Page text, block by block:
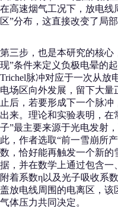
在高速烟气工况下，放电线
区”分布，这直接改变了局
第三步，也是本研究的核心
现”条件来定义负极电晕的
Trichel脉冲对应于一次从放
电场区向外发展，留下大
止后，若要形成下一个脉
出来。理论和实验表明，在
子”最主要来源于光电发射
此，作者选取“前一雪崩所
数，恰好能再触发一个新的
据，并在数学上通过包含一
附着系数η以及光子吸收系
盖放电线周围的电离区，该
气体压力共同决定。